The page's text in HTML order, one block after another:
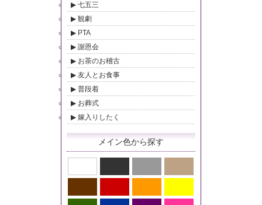
七五三
観劇
PTA
謝恩会
お茶のお稽古
友人とお食事
普段着
お葬式
嫁入りしたく
メイン色から探す